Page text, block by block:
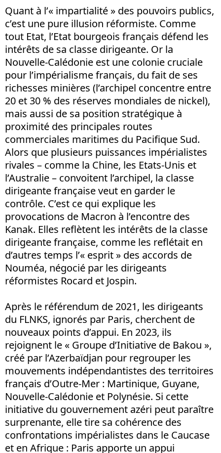
Quant à l’« impartialité » des pouvoirs publics,
c’est une pure illusion réformiste. Comme
tout Etat, l’Etat bourgeois français défend les
intérêts de sa classe dirigeante. Or la
Nouvelle-Calédonie est une colonie cruciale
pour l’impérialisme français, du fait de ses
richesses minières (l’archipel concentre entre
20 et 30 % des réserves mondiales de nickel),
mais aussi de sa position stratégique à
proximité des principales routes
commerciales maritimes du Pacifique Sud.
Alors que plusieurs puissances impérialistes
rivales – comme la Chine, les Etats-Unis et
l’Australie – convoitent l’archipel, la classe
dirigeante française veut en garder le
contrôle. C’est ce qui explique les
provocations de Macron à l’encontre des
Kanak. Elles reflètent les intérêts de la classe
dirigeante française, comme les reflétait en
d’autres temps l’« esprit » des accords de
Nouméa, négocié par les dirigeants
réformistes Rocard et Jospin.
Après le référendum de 2021, les dirigeants
du FLNKS, ignorés par Paris, cherchent de
nouveaux points d’appui. En 2023, ils
rejoignent le « Groupe d’Initiative de Bakou »,
créé par l’Azerbaïdjan pour regrouper les
mouvements indépendantistes des territoires
français d’Outre-Mer : Martinique, Guyane,
Nouvelle-Calédonie et Polynésie. Si cette
initiative du gouvernement azéri peut paraître
surprenante, elle tire sa cohérence des
confrontations impérialistes dans le Caucase
et en Afrique : Paris apporte un appui